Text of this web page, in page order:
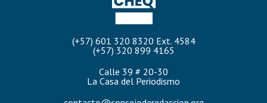
(+57) 601 320 8320 Ext. 4584
(+57) 320 899 4165
Calle 39 # 20-30
La Casa del Periodismo